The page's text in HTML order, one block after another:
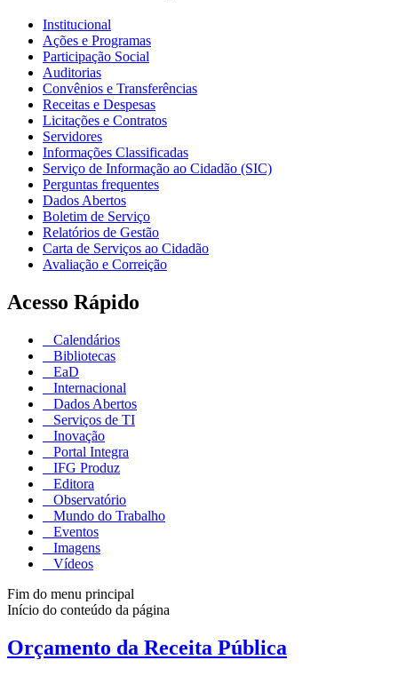
Institucional
Ações e Programas
Participação Social
Auditorias
Convênios e Transferências
Receitas e Despesas
Licitações e Contratos
Servidores
Informações Classificadas
Serviço de Informação ao Cidadão (SIC)
Perguntas frequentes
Dados Abertos
Boletim de Serviço
Relatórios de Gestão
Carta de Serviços ao Cidadão
Avaliação e Correição
Acesso Rápido
Calendários
Bibliotecas
EaD
Internacional
Dados Abertos
Serviços de TI
Inovação
Portal Integra
IFG Produz
Editora
Observatório
Mundo do Trabalho
Eventos
Imagens
Vídeos
Fim do menu principal
Início do conteúdo da página
Orçamento da Receita Pública